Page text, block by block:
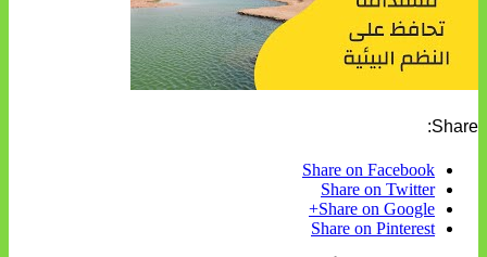
Share:
Share on Facebook
Share on Twitter
Share on Google+
Share on Pinterest